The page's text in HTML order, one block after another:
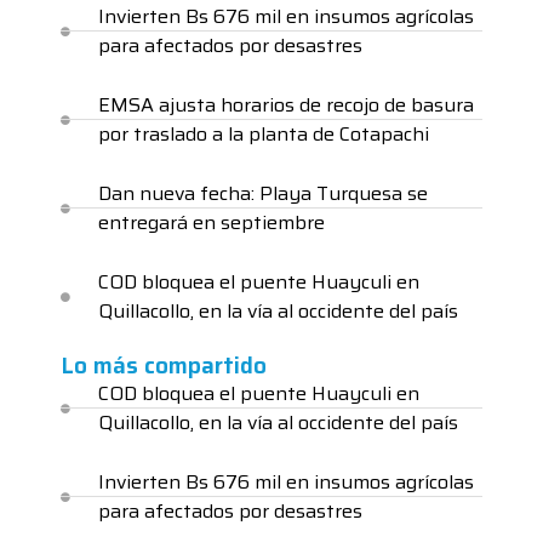
Invierten Bs 676 mil en insumos agrícolas
para afectados por desastres
EMSA ajusta horarios de recojo de basura
por traslado a la planta de Cotapachi
Dan nueva fecha: Playa Turquesa se
entregará en septiembre
COD bloquea el puente Huayculi en
Quillacollo, en la vía al occidente del país
Lo más compartido
COD bloquea el puente Huayculi en
Quillacollo, en la vía al occidente del país
Invierten Bs 676 mil en insumos agrícolas
para afectados por desastres